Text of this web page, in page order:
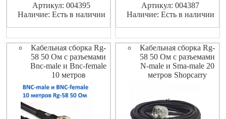
Артикул: 004395
Наличие: Есть в наличии
Артикул: 004387
Наличие: Есть в наличии
Кабельная сборка Rg-
58 50 Ом с разъемами
Bnc-male и Bnc-female
10 метров
Кабельная сборка Rg-
58 50 Ом с разъемами
N-male и Sma-male 20
метров Shopcarry